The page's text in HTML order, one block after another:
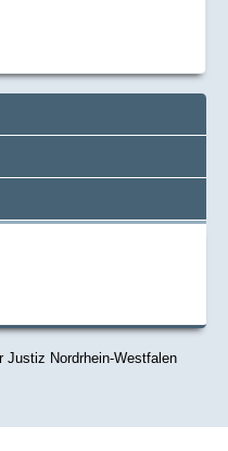
Nordrhein-Westfalen